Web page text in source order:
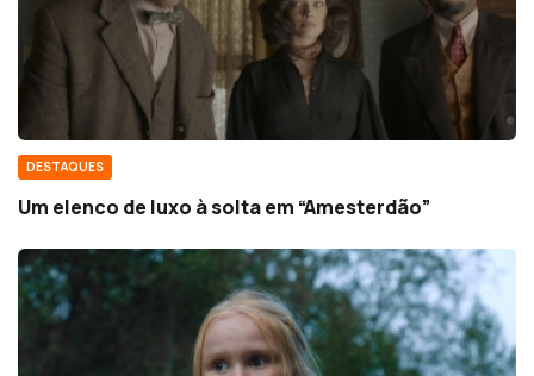
DESTAQUES
Um elenco de luxo à solta em “Amesterdão”